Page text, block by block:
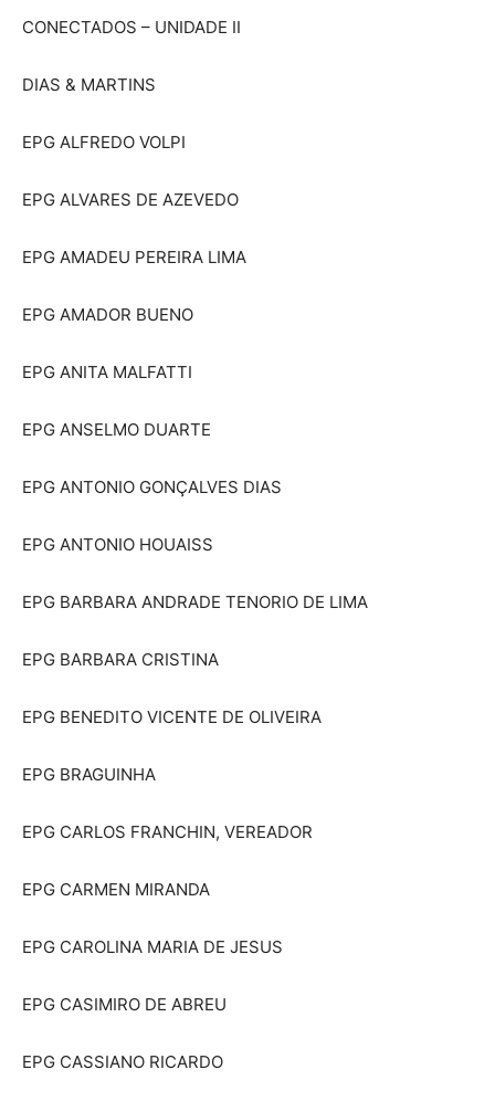
CONECTADOS – UNIDADE II
DIAS & MARTINS
EPG ALFREDO VOLPI
EPG ALVARES DE AZEVEDO
EPG AMADEU PEREIRA LIMA
EPG AMADOR BUENO
EPG ANITA MALFATTI
EPG ANSELMO DUARTE
EPG ANTONIO GONÇALVES DIAS
EPG ANTONIO HOUAISS
EPG BARBARA ANDRADE TENORIO DE LIMA
EPG BARBARA CRISTINA
EPG BENEDITO VICENTE DE OLIVEIRA
EPG BRAGUINHA
EPG CARLOS FRANCHIN, VEREADOR
EPG CARMEN MIRANDA
EPG CAROLINA MARIA DE JESUS
EPG CASIMIRO DE ABREU
EPG CASSIANO RICARDO